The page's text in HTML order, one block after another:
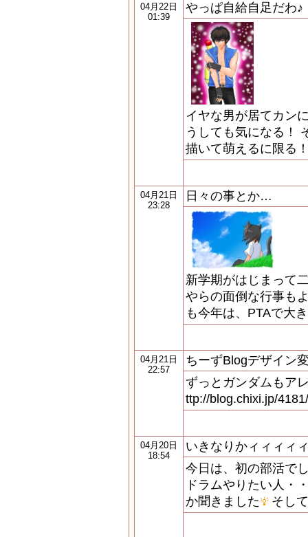
04月22日
01:39
やっぱ自給自足だわ♪
イヤな男が居てカン
うしても気になる！
描いて萌えるに限る
04月21日
23:28
日々の事とか…
新学期がはじまって
やらの面倒な行事
も今年は、PTAで大
04月21日
22:57
ちーずBlogデザイン
ずっとガンダムもア
ttp://blog.chixi.jp/4181/
04月20日
18:54
いきなりかィィィィ
今日は、初の部活で
ドラムやりたい人・
か聞きました
そし